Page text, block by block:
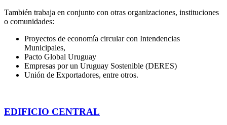
También trabaja en conjunto con otras organizaciones, instituciones
o comunidades:
Proyectos de economía circular con Intendencias
Municipales,
Pacto Global Uruguay
Empresas por un Uruguay Sostenible (DERES)
Unión de Exportadores, entre otros.
EDIFICIO CENTRAL